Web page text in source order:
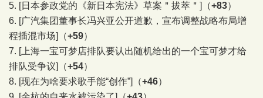
5. [日本参政党的《新日本宪法》草案＂拔萃＂] （+83）
6. [广汽集团董事长冯兴亚公开道歉，宣布调整战略布局增
程插混市场]
（+59）
7. [上海一宝可梦店排队要认出随机给出的一个宝可梦才给
排队受争议]
（+54）
8. [现在为啥要求歌手能“创作”] （+46）